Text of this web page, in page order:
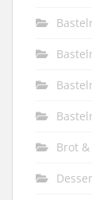
Brot